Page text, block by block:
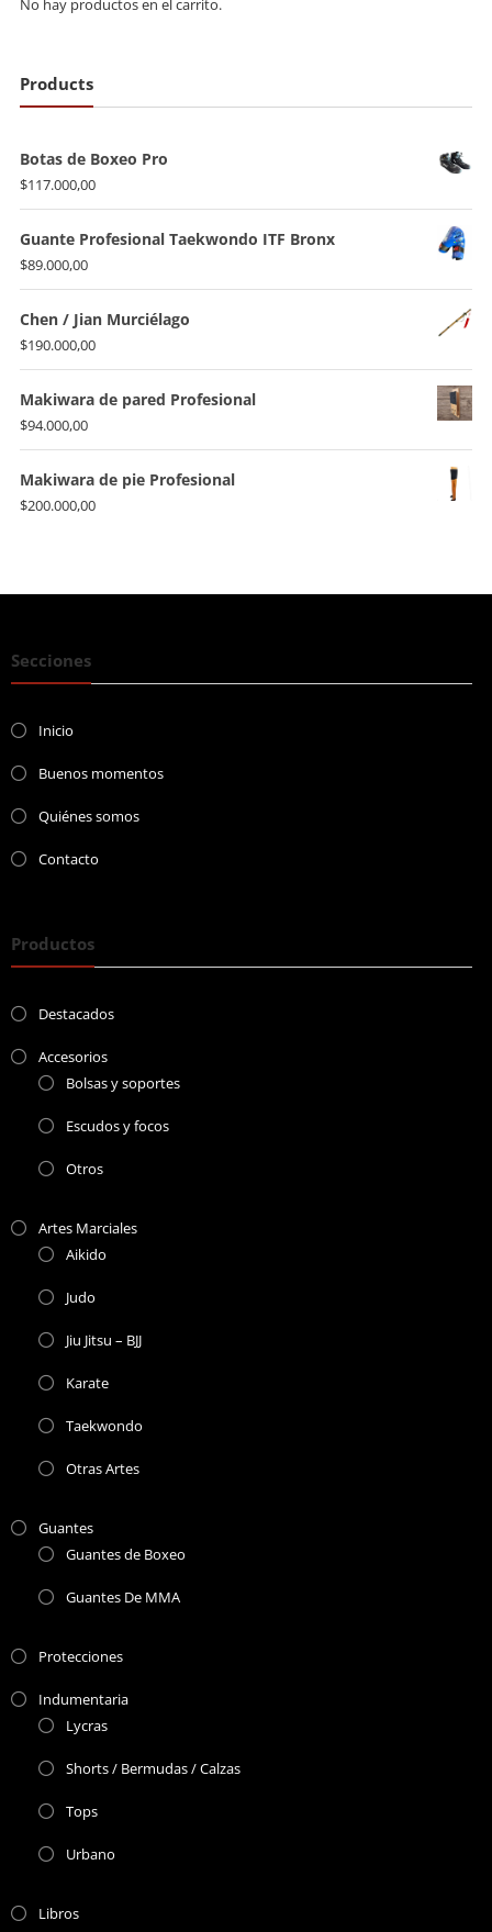
No hay productos en el carrito.
Products
Botas de Boxeo Pro
$117.000,00
Guante Profesional Taekwondo ITF Bronx
$89.000,00
Chen / Jian Murciélago
$190.000,00
Makiwara de pared Profesional
$94.000,00
Makiwara de pie Profesional
$200.000,00
Secciones
Inicio
Buenos momentos
Quiénes somos
Contacto
Productos
Destacados
Accesorios
Bolsas y soportes
Escudos y focos
Otros
Artes Marciales
Aikido
Judo
Jiu Jitsu – BJJ
Karate
Taekwondo
Otras Artes
Guantes
Guantes de Boxeo
Guantes De MMA
Protecciones
Indumentaria
Lycras
Shorts / Bermudas / Calzas
Tops
Urbano
Libros